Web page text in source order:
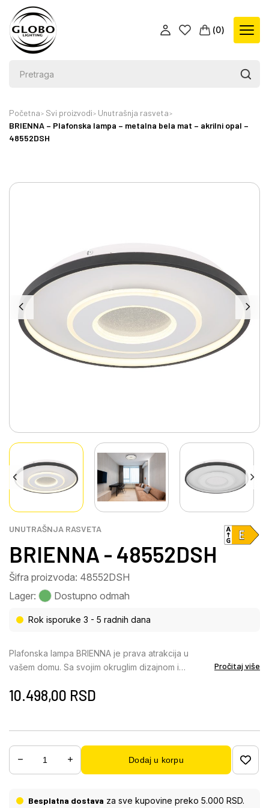
(0)
Početna Svi proizvodi
Unutrašnja rasveta
BRIENNA – Plafonska lampa – metalna bela mat – akrilni opal –
48552DSH
UNUTRAŠNJA RASVETA
BRIENNA - 48552DSH
Šifra proizvoda: 48552DSH
Lager:
Dostupno odmah
Rok isporuke 3 - 5 radnih dana
Plafonska lampa BRIENNA je prava atrakcija u
vašem domu. Sa svojim okruglim dizajnom i
osvetljenja. Telo plafonske lampe BRIENNA je
fascinantan efekat „kristalnog peska“ koji stvara
elegantan i moderan izgled. Plafonska lampa
BRIENNA je kompatibilna sa Smart Home i Alexa i
kontrolom ili pomoću pametnog telefona. Daljinski
Pročitaj više
10.498,00 RSD
Dodaj u korpu
Besplatna dostava za sve kupovine preko 5.000 RSD.